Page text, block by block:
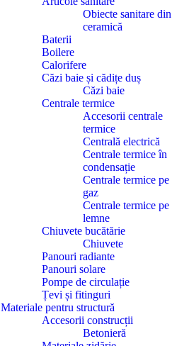
Obiecte sanitare din
ceramică
Baterii
Boilere
Calorifere
Căzi baie și cădițe duș
Căzi baie
Centrale termice
Accesorii centrale
termice
Centrală electrică
Centrale termice în
condensație
Centrale termice pe
gaz
Centrale termice pe
lemne
Chiuvete bucătărie
Chiuvete
Panouri radiante
Panouri solare
Pompe de circulație
Țevi și fitinguri
Materiale pentru structură
Accesorii construcții
Betonieră